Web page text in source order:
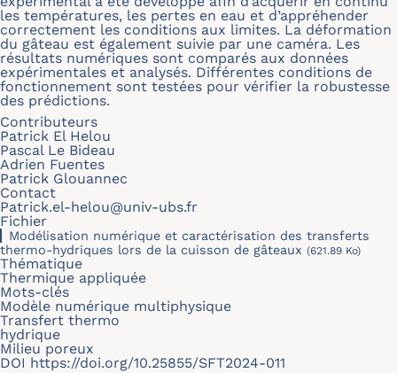
les températures, les pertes en eau et d’appréhender
correctement les conditions aux limites. La déformation
du gâteau est également suivie par une caméra. Les
résultats numériques sont comparés aux données
expérimentales et analysés. Différentes conditions de
fonctionnement sont testées pour vérifier la robustesse
des prédictions.
Contributeurs
Patrick El Helou
Pascal Le Bideau
Adrien Fuentes
Patrick Glouannec
Contact
Patrick.el-helou@univ-ubs.fr
Fichier
Modélisation numérique et caractérisation des transferts
thermo-hydriques lors de la cuisson de gâteaux (621.89 Ko)
Thématique
Thermique appliquée
Mots-clés
Modèle numérique multiphysique
Transfert thermo
hydrique
Milieu poreux
DOI https://doi.org/10.25855/SFT2024-011